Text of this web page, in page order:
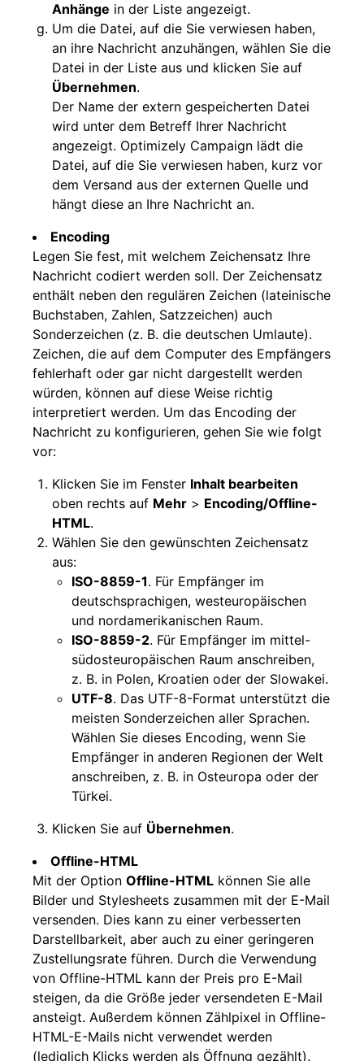
Anhänge in der Liste angezeigt.
Um die Datei, auf die Sie verwiesen haben,
an ihre Nachricht anzuhängen, wählen Sie die
Datei in der Liste aus und klicken Sie auf
Übernehmen.
Der Name der extern gespeicherten Datei
wird unter dem Betreff Ihrer Nachricht
angezeigt. Optimizely Campaign lädt die
Datei, auf die Sie verwiesen haben, kurz vor
dem Versand aus der externen Quelle und
hängt diese an Ihre Nachricht an.
Encoding
Legen Sie fest, mit welchem Zeichensatz Ihre
Nachricht codiert werden soll. Der Zeichensatz
enthält neben den regulären Zeichen (lateinische
Buchstaben, Zahlen, Satzzeichen) auch
Sonderzeichen (z. B. die deutschen Umlaute).
Zeichen, die auf dem Computer des Empfängers
fehlerhaft oder gar nicht dargestellt werden
würden, können auf diese Weise richtig
interpretiert werden. Um das Encoding der
Nachricht zu konfigurieren, gehen Sie wie folgt
vor:
Klicken Sie im Fenster Inhalt bearbeiten
oben rechts auf Mehr > Encoding/Offline-
HTML.
Wählen Sie den gewünschten Zeichensatz
aus:
ISO-8859-1. Für Empfänger im
deutschsprachigen, westeuropäischen
und nordamerikanischen Raum.
ISO-8859-2. Für Empfänger im mittel-
südosteuropäischen Raum anschreiben,
z. B. in Polen, Kroatien oder der Slowakei.
UTF-8. Das UTF-8-Format unterstützt die
meisten Sonderzeichen aller Sprachen.
Wählen Sie dieses Encoding, wenn Sie
Empfänger in anderen Regionen der Welt
anschreiben, z. B. in Osteuropa oder der
Türkei.
Klicken Sie auf Übernehmen.
Offline-HTML
Mit der Option Offline-HTML können Sie alle
Bilder und Stylesheets zusammen mit der E-Mail
versenden. Dies kann zu einer verbesserten
Darstellbarkeit, aber auch zu einer geringeren
Zustellungsrate führen. Durch die Verwendung
von Offline-HTML kann der Preis pro E-Mail
steigen, da die Größe jeder versendeten E-Mail
ansteigt. Außerdem können Zählpixel in Offline-
HTML-E-Mails nicht verwendet werden
(lediglich Klicks werden als Öffnung gezählt).